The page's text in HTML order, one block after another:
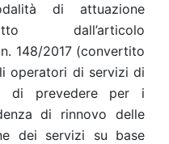
di attuazione
dall’articolo
148/2017 (convertito
operatori di servizi di
di prevedere per i
di rinnovo delle
dei servizi su base